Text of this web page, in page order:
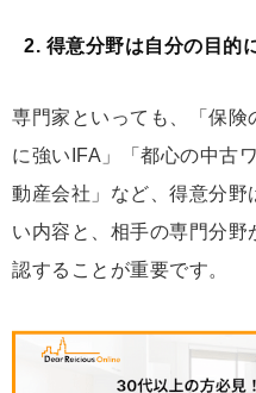
2. 得意分野は自分の目的
専門家といっても、「保
に強いIFA」「都心の中古
動産会社」など、得意分野
い内容と、相手の専門分
認することが重要です。